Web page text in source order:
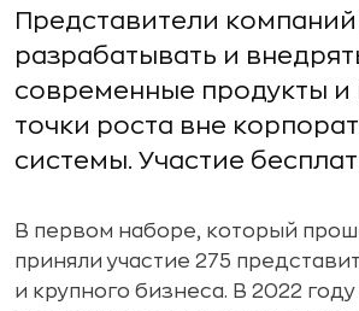
Представители компаний
разрабатывать и
современные продукты и
точки роста вне
системы. Участие
В первом наборе, который
приняли участие 275
и крупного бизнеса. В 2022